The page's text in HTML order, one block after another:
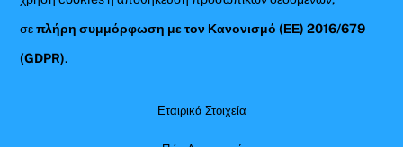
σεπλήρη συμμόρφωση με τον Κανονισμό (ΕΕ) 2016/679
(GDPR).
Εταιρικά Στοιχεία